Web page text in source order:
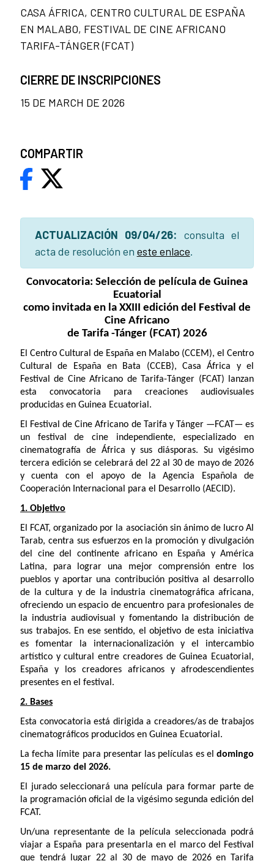
ACTUALIZACIÓN 09/04/26: consulta el
acta de resolución en este enlace.
Convocatoria: Selección de película de Guinea
Ecuatorial
como invitada en la XXIII edición del Festival de
Cine Africano
de Tarifa -Tánger (FCAT) 2026
El Centro Cultural de España en Malabo (CCEM), el Centro
Cultural de España en Bata (CCEB), Casa África y el
Festival de Cine Africano de Tarifa-Tánger (FCAT) lanzan
esta convocatoria para creaciones audiovisuales
producidas en Guinea Ecuatorial.
El Festival de Cine Africano de Tarifa y Tánger —FCAT— es
un festival de cine independiente, especializado en
cinematografía de África y sus diásporas. Su vigésimo
tercera edición se celebrará del 22 al 30 de mayo de 2026
y cuenta con el apoyo de la Agencia Española de
Cooperación Internacional para el Desarrollo (AECID).
1. Objetivo
El FCAT, organizado por la asociación sin ánimo de lucro Al
Tarab, centra sus esfuerzos en la promoción y divulgación
del cine del continente africano en España y América
Latina, para lograr una mejor comprensión entre los
pueblos y aportar una contribución positiva al desarrollo
de la cultura y de la industria cinematográfica africana,
ofreciendo un espacio de encuentro para profesionales de
la industria audiovisual y fomentando la distribución de
sus trabajos. En ese sentido, el objetivo de esta iniciativa
es fomentar la internacionalización y el intercambio
artístico y cultural entre creadores de Guinea Ecuatorial,
España y los creadores africanos y afrodescendientes
presentes en el festival.
2. Bases
Esta convocatoria está dirigida a creadores/as de trabajos
cinematográficos producidos en Guinea Ecuatorial.
La fecha límite para presentar las películas es el domingo
15 de marzo del 2026.
El jurado seleccionará una película para formar parte de
la programación oficial de la vigésimo segunda edición del
FCAT.
Un/una representante de la película seleccionada podrá
viajar a España para presentarla en el marco del Festival
que tendrá lugar 22 al 30 de mayo de 2026 en Tarifa
CASA ÁFRICA, CENTRO CULTURAL DE ESPAÑA
EN MALABO, FESTIVAL DE CINE AFRICANO
TARIFA-TÁNGER (FCAT)
CIERRE DE INSCRIPCIONES
15 DE MARCH DE 2026
COMPARTIR